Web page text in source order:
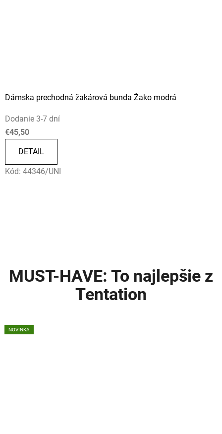
Dámska prechodná žakárová bunda Žako modrá
Dodanie 3-7 dní
€45,50
DETAIL
Kód: 44346/UNI
MUST-HAVE: To najlepšie z
Tentation
NOVINKA
NOVINKA